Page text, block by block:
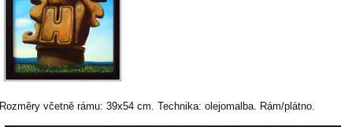
Rozměry včetně rámu: 39x54 cm. Technika: olejomalba. Rám/plátno.